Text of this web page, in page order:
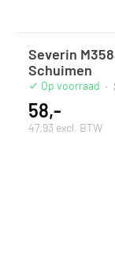
Severin
Schuimen
Op voorraad ·
58,-
47,93 excl. BTW